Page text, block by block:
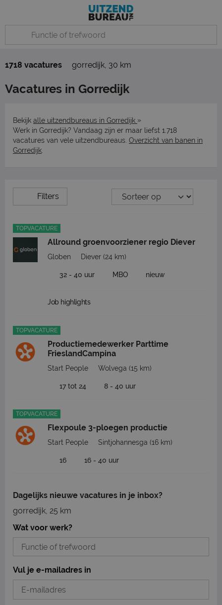
1718 vacatures gorredijk, 30 km
Vacatures in Gorredijk
Bekijk alle uitzendbureaus in Gorredijk »
Werk in Gorredijk? Vandaag zijn er maar liefst 1.718
vacatures van vele uitzendbureaus. Overzicht van banen in
Gorredijk
Filters
TOPVACATURE
Allround groenvoorziener regio Diever
Globen Diever (24 km)
32 - 40 uur MBO nieuw
Job highlights
TOPVACATURE
Productiemedewerker Parttime
FrieslandCampina
Start People Wolvega (15 km)
17 tot 24 8 - 40 uur
TOPVACATURE
Flexpoule 3-ploegen productie
Start People Sintjohannesga (16 km)
16 16 - 40 uur
Dagelijks nieuwe vacatures in je inbox?
gorredijk, 25 km
Wat voor werk?
Vul je e-mailadres in